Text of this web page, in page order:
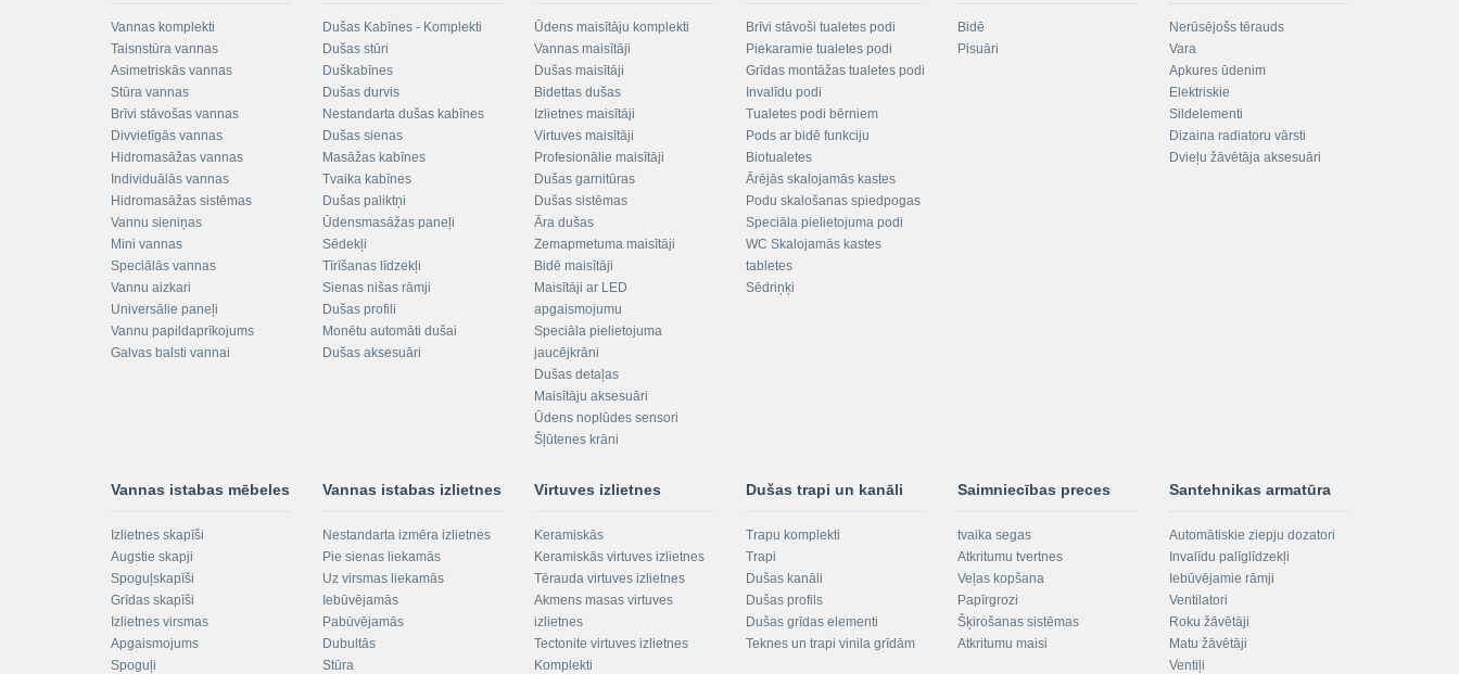
Vannas komplekti
Taisnstūra vannas
Asimetriskās vannas
Stūra vannas
Brīvi stāvošas vannas
Divvietīgās vannas
Hidromasāžas vannas
Individuālās vannas
Hidromasāžas sistēmas
Vannu sieniņas
Mini vannas
Speciālās vannas
Vannu aizkari
Universālie paneļi
Vannu papildaprīkojums
Galvas balsti vannai
Dušas Kabīnes - Komplekti
Dušas stūri
Duškabīnes
Dušas durvis
Nestandarta dušas kabīnes
Dušas sienas
Masāžas kabīnes
Tvaika kabīnes
Dušas paliktņi
Ūdensmasāžas paneļi
Sēdekļi
Tīrīšanas līdzekļi
Sienas nišas rāmji
Dušas profili
Monētu automāti dušai
Dušas aksesuāri
Ūdens maisītāju komplekti
Vannas maisītāji
Dušas maisītāji
Bidettas dušas
Izlietnes maisītāji
Virtuves maisītāji
Profesionālie maisītāji
Dušas garnitūras
Dušas sistēmas
Āra dušas
Zemapmetuma maisītāji
Bidē maisītāji
Maisītāji ar LED
apgaismojumu
Speciāla pielietojuma
jaucējkrāni
Dušas detaļas
Maisītāju aksesuāri
Ūdens noplūdes sensori
Šļūtenes krāni
Brīvi stāvoši tualetes podi
Piekaramie tualetes podi
Grīdas montāžas tualetes podi
Invalīdu podi
Tualetes podi bērniem
Pods ar bidē funkciju
Biotualetes
Ārējās skalojamās kastes
Podu skalošanas spiedpogas
Speciāla pielietojuma podi
WC Skalojamās kastes
tabletes
Sēdriņķi
Bidē
Pisuāri
Nerūsējošs tērauds
Vara
Apkures ūdenim
Elektriskie
Sildelementi
Dizaina radiatoru vārsti
Dvieļu žāvētāja aksesuāri
Vannas istabas mēbeles
Izlietnes skapīši
Augstie skapji
Spoguļskapīši
Grīdas skapīši
Izlietnes virsmas
Apgaismojums
Spoguļi
Vannas istabas izlietnes
Nestandarta izmēra izlietnes
Pie sienas liekamās
Uz virsmas liekamās
Iebūvējamās
Pabūvējamās
Dubultās
Stūra
Virtuves izlietnes
Keramiskās
Keramiskās virtuves izlietnes
Tērauda virtuves izlietnes
Akmens masas virtuves
izlietnes
Tectonite virtuves izlietnes
Komplekti
Dušas trapi un kanāli
Trapu komplekti
Trapi
Dušas kanāli
Dušas profils
Dušas grīdas elementi
Teknes un trapi vinila grīdām
Saimniecības preces
tvaika segas
Atkritumu tvertnes
Veļas kopšana
Papīrgrozi
Šķirošanas sistēmas
Atkritumu maisi
Santehnikas armatūra
Automātiskie ziepju dozatori
Invalīdu palīglīdzekļi
Iebūvējamie rāmji
Ventilatori
Roku žāvētāji
Matu žāvētāji
Ventiļi